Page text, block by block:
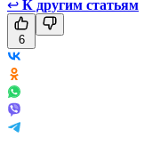
↩ К другим статьям
6